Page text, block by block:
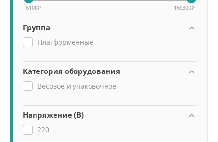
6100₽ 169300₽
Группа
Платформенные
Категория оборудования
Весовое и упаковочное
Напряжение (В)
220